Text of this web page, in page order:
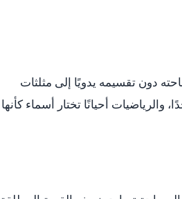
دون تقسيمه يدويًا إلى مثلثات
والرياضيات أحيانًا تختار أسماء كأنها